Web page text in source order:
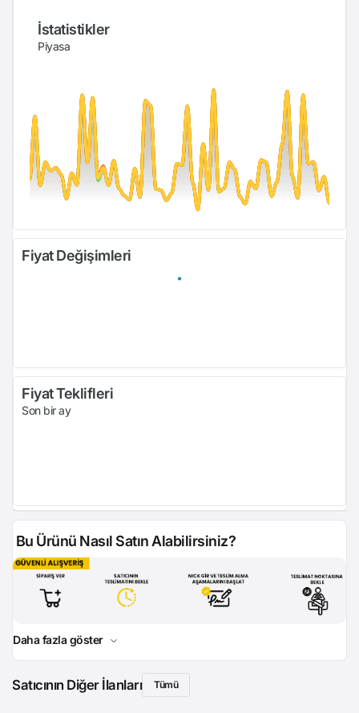
İstatistikler
Piyasa
Fiyat Değişimleri
Fiyat Teklifleri
Son bir ay
Bu Ürünü Nasıl Satın Alabilirsiniz?
Daha fazla göster
Satıcının Diğer İlanları Tümü